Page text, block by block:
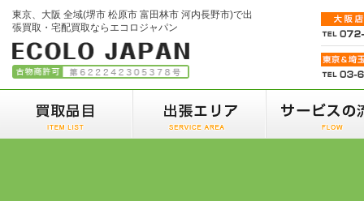
東京、大阪 全域(堺市 松原市 富田林市 河内長野市)で出
張買取・宅配買取ならエコロジャパン